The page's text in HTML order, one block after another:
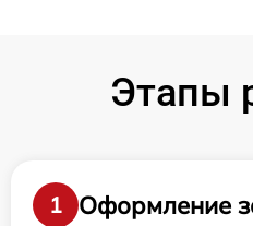
Этапы
1
Оформление